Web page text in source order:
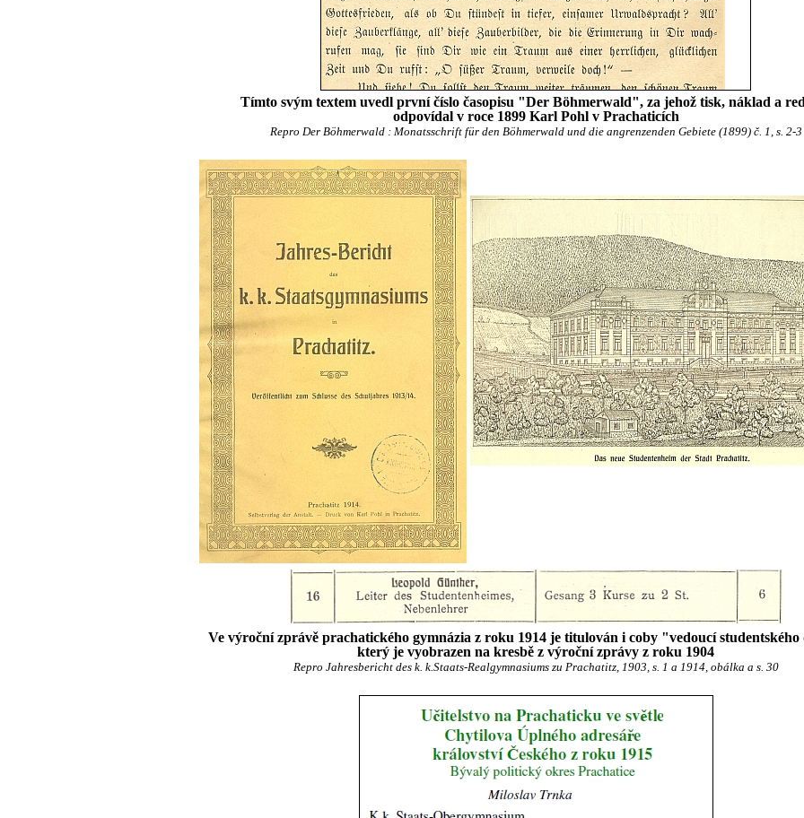
Tímto svým textem uvedl první číslo časopisu "Der Böhmerwald", za jehož tisk, náklad a
odpovídal v roce 1899 Karl Pohl v Prachaticích
Repro Der Böhmerwald : Monatsschrift für den Böhmerwald und die angrenzenden Gebiete (1899) č. 1, s. 2-3
Ve výroční zprávě prachatického gymnázia z roku 1914 je titulován i coby "vedoucí
který je vyobrazen na kresbě z výroční zprávy z roku 1904
Repro Jahresbericht des k. k.Staats-Realgymnasiums zu Prachatitz, 1903, s. 1 a 1914, obálka a s. 30